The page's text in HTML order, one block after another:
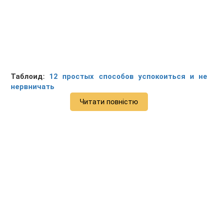
Таблоид: 12 простых способов успокоиться и не
нервничать
Читати повністю